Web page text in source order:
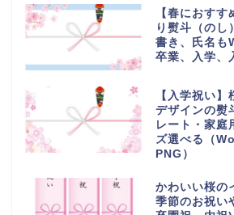
【春におす
り熨斗（のし
書き、氏名も
卒業、入学、
【入学祝い
デザインの熨
レート・家庭
ズ選べる（
PNG）
かわいい桜の
季節のお祝い